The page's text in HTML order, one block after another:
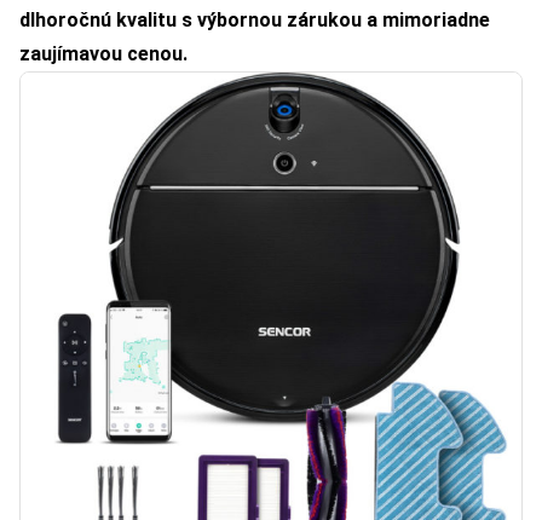
dlhoročnú kvalitu s výbornou zárukou a mimoriadne
zaujímavou cenou.